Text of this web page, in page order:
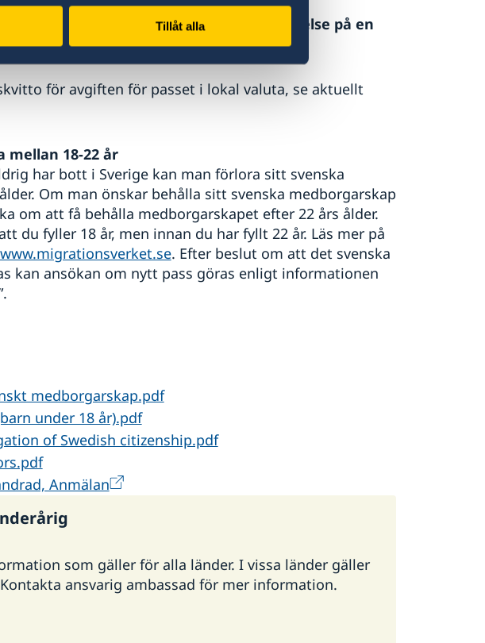
Tillåt alla
flygbiljetter förrän ni har fått bekräftelse på en
för avgiften för passet i lokal valuta, se aktuellt
mellan 18-22 år
har bott i Sverige kan man förlora sitt svenska
Om man önskar behålla sitt svenska medborgarskap
om att få behålla medborgarskapet efter 22 års ålder.
du fyller 18 år, men innan du har fyllt 22 år. Läs mer på
www.migrationsverket.se. Efter beslut om att det svenska
kan ansökan om nytt pass göras enligt informationen
medborgarskap.pdf
under 18 år).pdf
of Swedish citizenship.pdf
Anmälan
som gäller för alla länder. I vissa länder gäller
ansvarig ambassad för mer information.